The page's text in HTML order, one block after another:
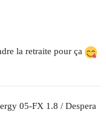
la retraite pour ça
05-FX 1.8 / Despera